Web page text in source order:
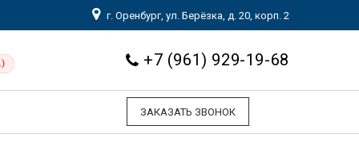
г. Оренбург, ул. Берёзка, д. 20, корп. 2
+7 (961) 929-19-68
ЗАКАЗАТЬ ЗВОНОК